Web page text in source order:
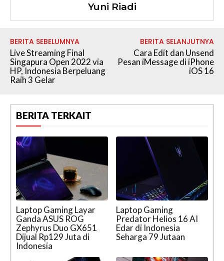
Yuni Riadi
BERITA SEBELUMNYA
Live Streaming Final
Singapura Open 2022 via
HP, Indonesia Berpeluang
Raih 3 Gelar
BERITA SELANJUTNYA
Cara Edit dan Unsend
Pesan iMessage di iPhone
iOS 16
BERITA TERKAIT
Laptop Gaming Layar
Ganda ASUS ROG
Zephyrus Duo GX651
Dijual Rp129 Juta di
Indonesia
Laptop Gaming
Predator Helios 16 AI
Edar di Indonesia
Seharga 79 Jutaan